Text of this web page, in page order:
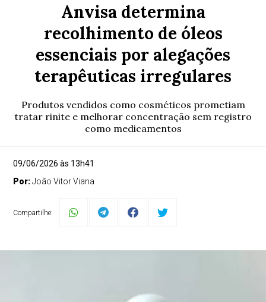
Anvisa determina
recolhimento de óleos
essenciais por alegações
terapêuticas irregulares
Produtos vendidos como cosméticos prometiam
tratar rinite e melhorar concentração sem registro
como medicamentos
09/06/2026 às 13h41
Por:João Vitor Viana
Compartilhe: